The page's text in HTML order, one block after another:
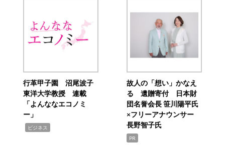
行革甲子園 沼尾波子
東洋大学教授 連載
「よんななエコノミ
ー」
ビジネス
故人の「想い」かなえ
る 遺贈寄付 日本財
団名誉会長 笹川陽平氏
×フリーアナウンサー
長野智子氏
PR